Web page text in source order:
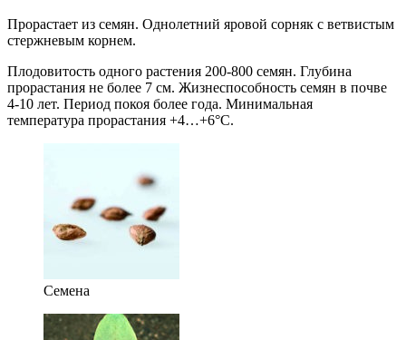
Прорастает из семян. Однолетний яровой сорняк с ветвистым
стержневым корнем.
Плодовитость одного растения 200-800 семян. Глубина
прорастания не более 7 см. Жизнеспособность семян в почве
4-10 лет. Период покоя более года. Минимальная
температура прорастания +4…+6°С.
Семена